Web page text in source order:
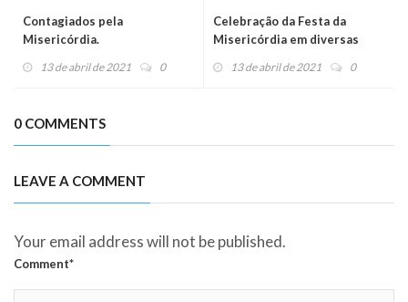
Contagiados pela
Misericórdia.
13 de abril de 2021 0
Celebração da Festa da
Misericórdia em diversas
13 de abril de 2021 0
0 COMMENTS
LEAVE A COMMENT
Your email address will not be published.
Comment*